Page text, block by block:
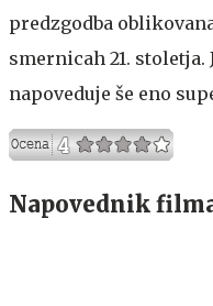
predzgodba
smernicah 21. stoletja.
napoveduje še eno
Napovednik